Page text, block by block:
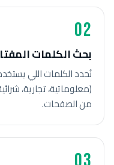
02
بحث الكلمات
نُحدد الكلمات اللي
(معلوماتية، تجارية،
من الصفحات.